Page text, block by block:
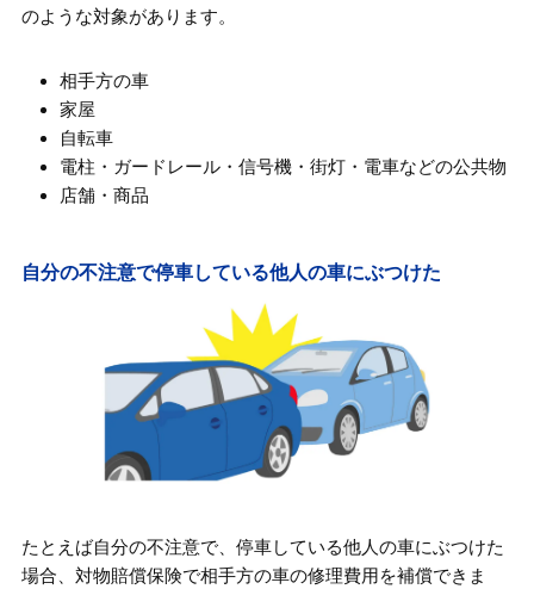
のような対象があります。
相手方の車
家屋
自転車
電柱・ガードレール・信号機・街灯・電車などの公共物
店舗・商品
自分の不注意で停車している他人の車にぶつけた
たとえば自分の不注意で、停車している他人の車にぶつけた
場合、対物賠償保険で相手方の車の修理費用を補償できま